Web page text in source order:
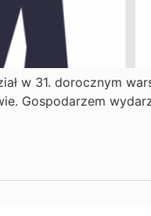
w 31. dorocznym
Gospodarzem